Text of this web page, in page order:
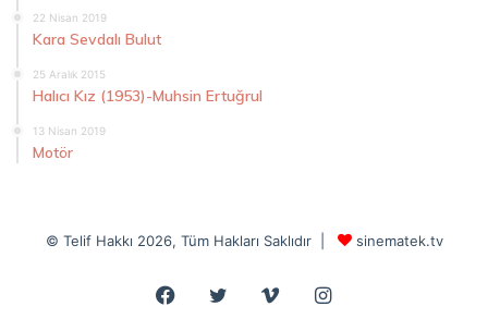
22 Nisan 2019
Kara Sevdalı Bulut
25 Aralık 2015
Halıcı Kız (1953)-Muhsin Ertuğrul
13 Nisan 2019
Motör
© Telif Hakkı 2026, Tüm Hakları Saklıdır | sinematek.tv
Facebook
Twitter VimeoInstagram